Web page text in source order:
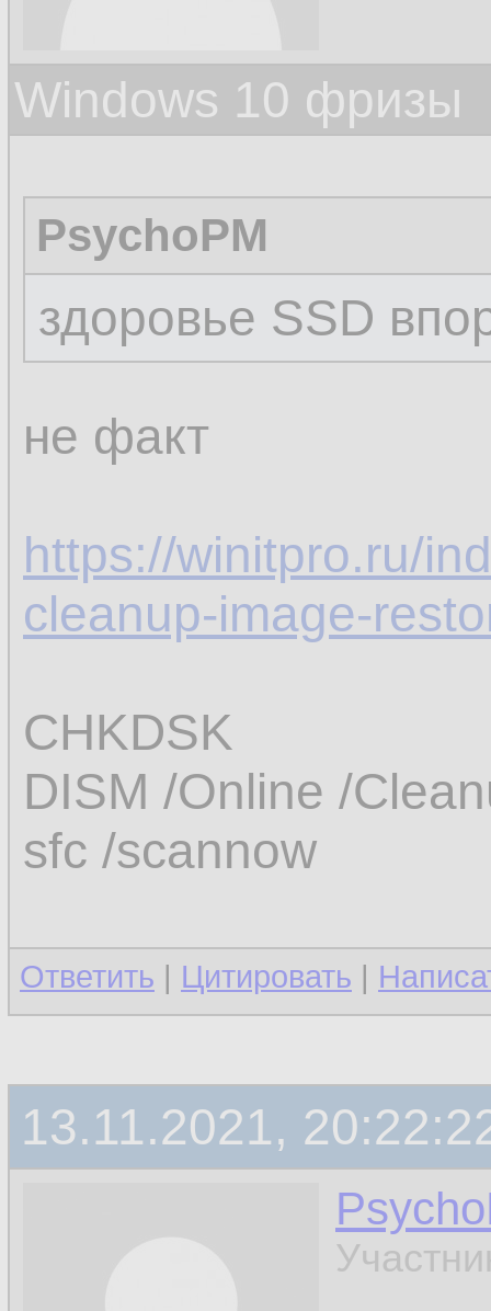
Windows 10 фризы
PsychoPM
здоровье SSD
не факт
https://winitpro.ru/
cleanup-image-
CHKDSK
DISM /Online /
sfc /scannow
Ответить | Цитировать |
13.11.2021,